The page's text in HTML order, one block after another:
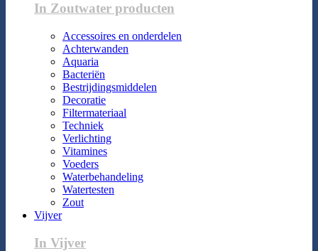
In Zoutwater producten
Accessoires en onderdelen
Achterwanden
Aquaria
Bacteriën
Bestrijdingsmiddelen
Decoratie
Filtermateriaal
Techniek
Verlichting
Vitamines
Voeders
Waterbehandeling
Watertesten
Zout
Vijver
In Vijver